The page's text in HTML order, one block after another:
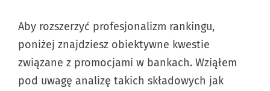
Aby rozszerzyć profesjonalizm rankingu,
poniżej znajdziesz obiektywne kwestie
związane z promocjami w bankach. Wziąłem
pod uwagę analizę takich składowych jak